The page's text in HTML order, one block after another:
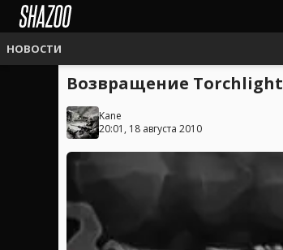
НОВОСТИ
Возвращение Torchlight
Kane
20:01, 18 августа 2010